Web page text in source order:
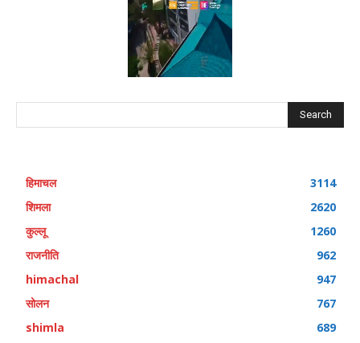
Search
हिमाचल
3114
शिमला
2620
कुल्लू
1260
राजनीति
962
himachal
947
सोलन
767
shimla
689